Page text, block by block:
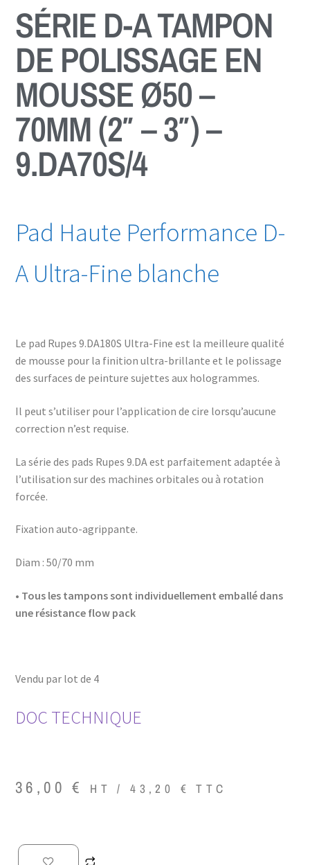
SÉRIE D-A TAMPON
DE POLISSAGE EN
MOUSSE Ø50 –
70MM (2″ – 3″) –
9.DA70S/4
Pad Haute Performance D-
A Ultra-Fine blanche
Le pad Rupes 9.DA180S Ultra-Fine est la meilleure qualité
de mousse pour la finition ultra-brillante et le polissage
des surfaces de peinture sujettes aux hologrammes.
Il peut s’utiliser pour l’application de cire lorsqu’aucune
correction n’est requise.
La série des pads Rupes 9.DA est parfaitement adaptée à
l’utilisation sur des machines orbitales ou à rotation
forcée.
Fixation auto-agrippante.
Diam : 50/70 mm
• Tous les tampons sont individuellement emballé dans
une résistance flow pack
Vendu par lot de 4
DOC TECHNIQUE
36,00€ HT /43,20 € TTC